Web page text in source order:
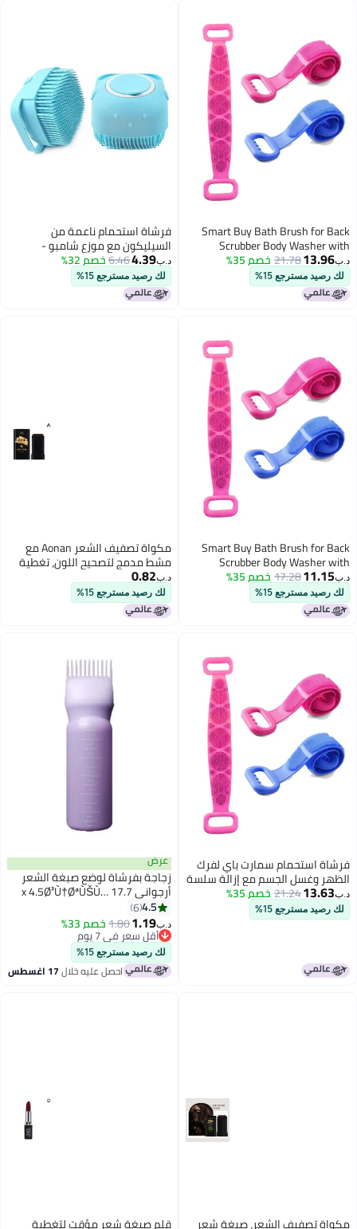
Smart Buy Bath Brush for Back
Scrubber Body Washer with
Smooth Removal For Unisex | Set
of 2|.
د.ب‏13.96
21.78خصم 35%
لك رصيد مسترجع 15%
فرشاة استحمام ناعمة من
السيليكون مع موزع شامبو -
تستخدم في الدش لتنظيف عميق
وتدليك لطيف للأطفال والرجال
والنساء (متعددة الألوان)
د.ب‏4.39
6.46خصم 32%
لك رصيد مسترجع 15%
Smart Buy Bath Brush for Back
Scrubber Body Washer with
Smooth Removal For Unisex | Set
of 1|.
د.ب‏11.15
17.28خصم 35%
لك رصيد مسترجع 15%
مكواة تصفيف الشعر Aonan مع
مشط مدمج لتصحيح اللون، تغطية
الشعر الرمادي، منحها لمعة
طبيعية، وسهلة الاستخدام - مجرد
مشط واحد وهي جاهزة لتلوين
شعرك.
د.ب‏0.82
لك رصيد مسترجع 15%
فرشاة استحمام سمارت باي لفرك
الظهر وغسل الجسم مع إزالة سلسة
للرجال والنساء | مجموعة من 2
د.ب‏13.63
21.24خصم 35%
لك رصيد مسترجع 15%
عرض
زجاجة بفرشاة لوضع صبغة الشعر
أرجواني 17.7 x 4.5Ø³Ù†ØªÙŠÙ…
ØªØ±
4.5
6
د.ب‏1.19
1.80خصم 33%
أقل سعر في 7 يوم
أقل سعر في 7 يوم
لك رصيد مسترجع 15%
احصل عليه خلال17 اغسطس
مكواة تصفيف الشعر، صبغة شعر قلم صبغة شعر مؤقت لتغطية